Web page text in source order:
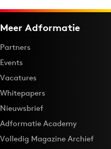
Meer Adformatie
Partners
Events
Vacatures
Whitepapers
Nieuwsbrief
Adformatie Academy
Volledig Magazine Archief